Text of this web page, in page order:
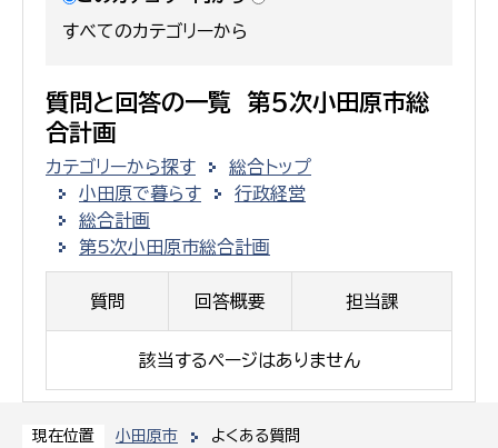
現在位置 小田原市
よくある質問
すべてのカテゴリーから
質問と回答の一覧 第5次小田原市総
合計画
カテゴリーから探す
総合トップ
小田原で暮らす
行政経営
総合計画
第5次小田原市総合計画
質問 回答概要 担当課
該当するページはありません